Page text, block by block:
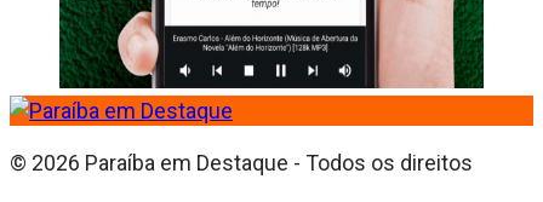
© 2026 Paraíba em Destaque - Todos os direitos